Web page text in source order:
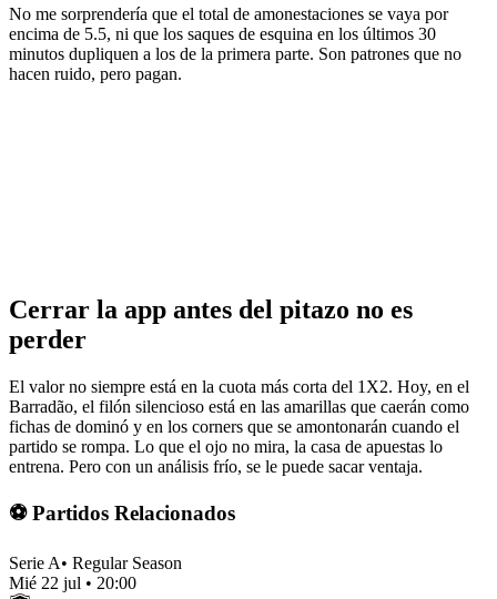
No me sorprendería que el total de amonestaciones se vaya por
encima de 5.5, ni que los saques de esquina en los últimos 30
minutos dupliquen a los de la primera parte. Son patrones que no
hacen ruido, pero pagan.
Cerrar la app antes del pitazo no es
perder
El valor no siempre está en la cuota más corta del 1X2. Hoy, en el
Barradão, el filón silencioso está en las amarillas que caerán como
fichas de dominó y en los corners que se amontonarán cuando el
partido se rompa. Lo que el ojo no mira, la casa de apuestas lo
entrena. Pero con un análisis frío, se le puede sacar ventaja.
⚽ Partidos Relacionados
Serie A• Regular Season
Mié 22 jul • 20:00